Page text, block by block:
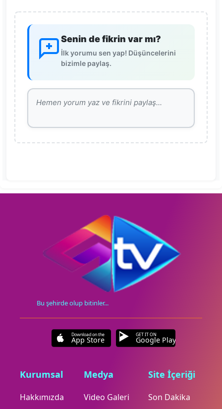
Senin de fikrin var mı?
İlk yorumu sen yap! Düşüncelerini
bizimle paylaş.
Bu şehirde olup bitinler...
Download on the
App Store
GET IT ON
Google Play
Kurumsal
Hakkımızda
Medya
Video Galeri
Site İçeriği
Son Dakika